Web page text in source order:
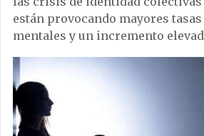
están provocando mayores
mentales y un incremento